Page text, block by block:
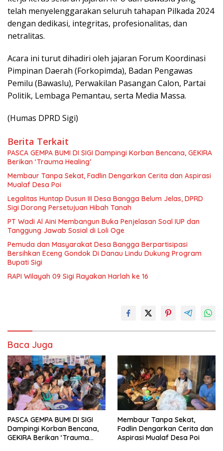
telah menyelenggarakan seluruh tahapan Pilkada 2024
dengan dedikasi, integritas, profesionalitas, dan
netralitas.
Acara ini turut dihadiri oleh jajaran Forum Koordinasi
Pimpinan Daerah (Forkopimda), Badan Pengawas
Pemilu (Bawaslu), Perwakilan Pasangan Calon, Partai
Politik, Lembaga Pemantau, serta Media Massa.
(Humas DPRD Sigi)
Berita Terkait
PASCA GEMPA BUMI DI SIGI Dampingi Korban Bencana, GEKIRA
Berikan ‘Trauma Healing’
Membaur Tanpa Sekat, Fadlin Dengarkan Cerita dan Aspirasi
Mualaf Desa Poi
Legalitas Huntap Dusun III Desa Bangga Belum Jelas, DPRD
Sigi Dorong Persetujuan Hibah Tanah
PT Wadi Al Aini Membangun Buka Penjelasan Soal IUP dan
Tanggung Jawab Sosial di Loli Oge
Pemuda dan Masyarakat Desa Bangga Berpartisipasi
Bersihkan Eceng Gondok Di Danau Lindu Dukung Program
Bupati Sigi
RAPI Wilayah 09 Sigi Rayakan Harlah ke 16
Baca Juga
PASCA GEMPA BUMI DI SIGI
Dampingi Korban Bencana,
GEKIRA Berikan ‘Trauma
Membaur Tanpa Sekat,
Fadlin Dengarkan Cerita dan
Aspirasi Mualaf Desa Poi